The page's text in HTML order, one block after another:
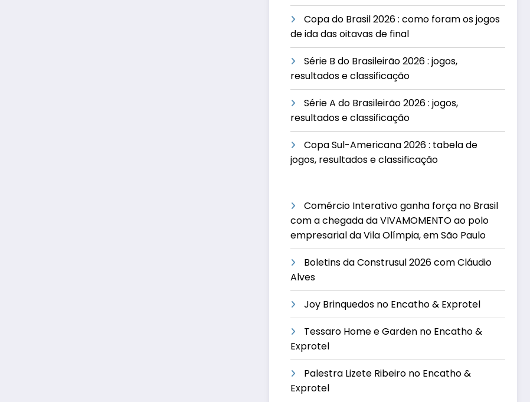
Copa do Brasil 2026 : como foram os jogos
de ida das oitavas de final
Série B do Brasileirão 2026 : jogos,
resultados e classificação
Série A do Brasileirão 2026 : jogos,
resultados e classificação
Copa Sul-Americana 2026 : tabela de
jogos, resultados e classificação
Comércio Interativo ganha força no Brasil
com a chegada da VIVAMOMENTO ao polo
empresarial da Vila Olímpia, em São Paulo
Boletins da Construsul 2026 com Cláudio
Alves
Joy Brinquedos no Encatho & Exprotel
Tessaro Home e Garden no Encatho &
Exprotel
Palestra Lizete Ribeiro no Encatho &
Exprotel